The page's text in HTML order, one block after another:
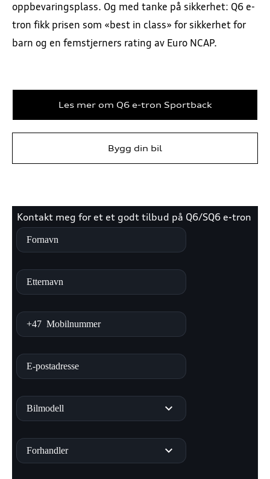
oppbevaringsplass. Og med tanke på sikkerhet: Q6 e-
tron fikk prisen som «best in class» for sikkerhet for
barn og en femstjerners rating av Euro NCAP.
Les mer om Q6 e-tron Sportback
Bygg din bil